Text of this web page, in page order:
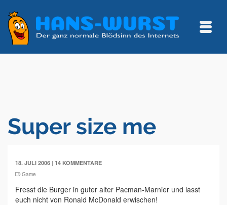
Super size me
18. JULI 2006 | 14 KOMMENTARE
Game
Fresst die Burger in guter alter Pacman-Marnier und lasst
euch nicht von Ronald McDonald erwischen!